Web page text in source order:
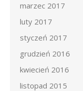
marzec 2017
luty 2017
styczeń 2017
grudzień 2016
kwiecień 2016
listopad 2015